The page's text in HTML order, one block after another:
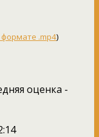
.mp4)
оценка -